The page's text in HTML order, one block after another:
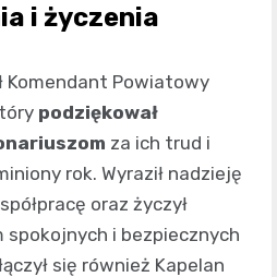
i życzenia
Komendant Powiatowy
podziękował
za ich trud i
rok. Wyraził nadzieję
oraz życzył
i bezpiecznych
się również Kapelan